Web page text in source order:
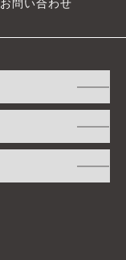
お問い合わせ